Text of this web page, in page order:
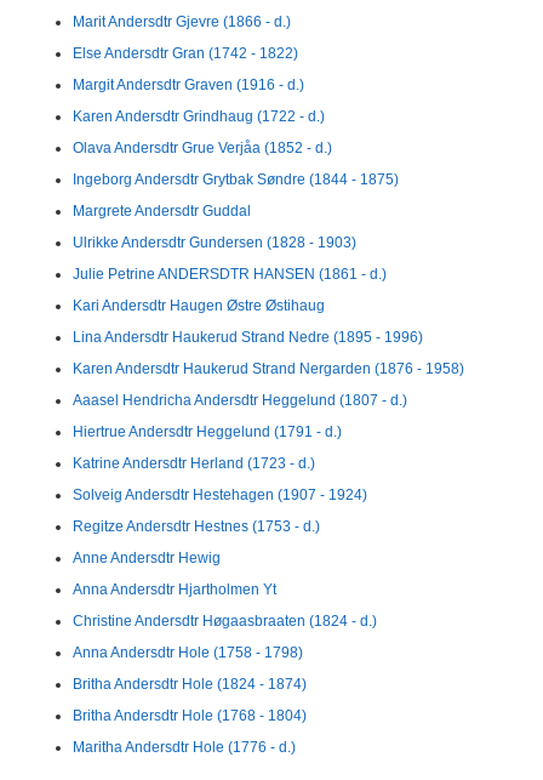
Marit Andersdtr Gjevre (1866 - d.)
Else Andersdtr Gran (1742 - 1822)
Margit Andersdtr Graven (1916 - d.)
Karen Andersdtr Grindhaug (1722 - d.)
Olava Andersdtr Grue Verjåa (1852 - d.)
Ingeborg Andersdtr Grytbak Søndre (1844 - 1875)
Margrete Andersdtr Guddal
Ulrikke Andersdtr Gundersen (1828 - 1903)
Julie Petrine ANDERSDTR HANSEN (1861 - d.)
Kari Andersdtr Haugen Østre Østihaug
Lina Andersdtr Haukerud Strand Nedre (1895 - 1996)
Karen Andersdtr Haukerud Strand Nergarden (1876 - 1958)
Aaasel Hendricha Andersdtr Heggelund (1807 - d.)
Hiertrue Andersdtr Heggelund (1791 - d.)
Katrine Andersdtr Herland (1723 - d.)
Solveig Andersdtr Hestehagen (1907 - 1924)
Regitze Andersdtr Hestnes (1753 - d.)
Anne Andersdtr Hewig
Anna Andersdtr Hjartholmen Yt
Christine Andersdtr Høgaasbraaten (1824 - d.)
Anna Andersdtr Hole (1758 - 1798)
Britha Andersdtr Hole (1824 - 1874)
Britha Andersdtr Hole (1768 - 1804)
Maritha Andersdtr Hole (1776 - d.)